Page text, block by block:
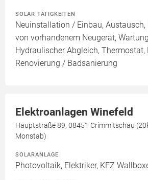
SOLAR TÄTIGKEITEN
Neuinstallation / Einbau, Austausch,
von vorhandenem Neugerät,
Hydraulischer Abgleich, Thermostat,
Renovierung / Badsanierung
Elektroanlagen Winefeld
Hauptstraße 89, 08451 Crimmitschau
Monstab)
SOLARANLAGE
Photovoltaik, Elektriker, KFZ